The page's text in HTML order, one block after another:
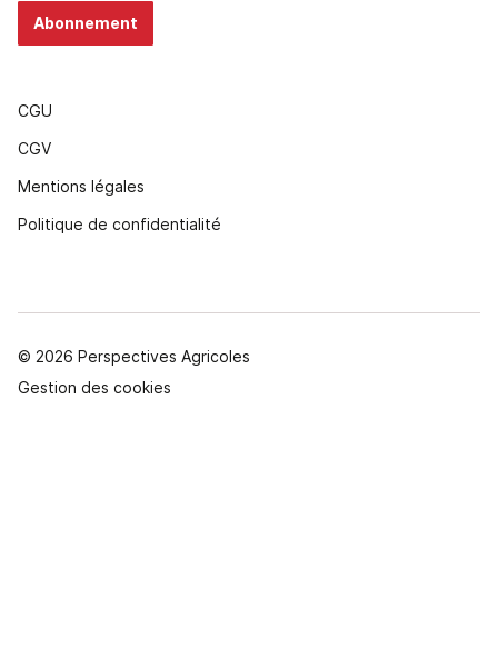
Abonnement
CGU
CGV
Mentions légales
Politique de confidentialité
© 2026 Perspectives Agricoles
Gestion des cookies